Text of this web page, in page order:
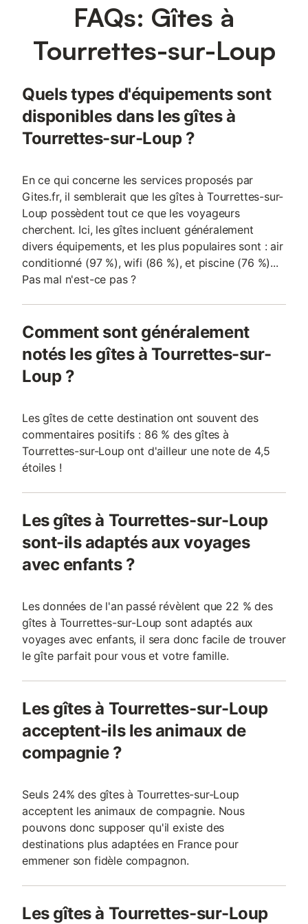
supplémentaires (nous contacter) Piscine chauffée.
FAQs: Gîtes à
Tourrettes-sur-Loup
Quels types d'équipements sont
disponibles dans les gîtes à
Tourrettes-sur-Loup ?
En ce qui concerne les services proposés par
Gites.fr, il semblerait que les gîtes à Tourrettes-sur-
Loup possèdent tout ce que les voyageurs
cherchent. Ici, les gîtes incluent généralement
divers équipements, et les plus populaires sont : air
conditionné (97 %), wifi (86 %), et piscine (76 %)...
Pas mal n'est-ce pas ?
Comment sont généralement
notés les gîtes à Tourrettes-sur-
Loup ?
Les gîtes de cette destination ont souvent des
commentaires positifs : 86 % des gîtes à
Tourrettes-sur-Loup ont d'ailleur une note de 4,5
étoiles !
Les gîtes à Tourrettes-sur-Loup
sont-ils adaptés aux voyages
avec enfants ?
Les données de l'an passé révèlent que 22 % des
gîtes à Tourrettes-sur-Loup sont adaptés aux
voyages avec enfants, il sera donc facile de trouver
le gîte parfait pour vous et votre famille.
Les gîtes à Tourrettes-sur-Loup
acceptent-ils les animaux de
compagnie ?
Seuls 24% des gîtes à Tourrettes-sur-Loup
acceptent les animaux de compagnie. Nous
pouvons donc supposer qu'il existe des
destinations plus adaptées en France pour
emmener son fidèle compagnon.
Les gîtes à Tourrettes-sur-Loup